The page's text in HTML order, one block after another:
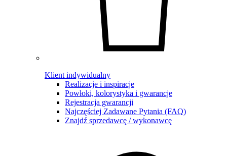
Klient indywidualny
Realizacje i inspiracje
Powłoki, kolorystyka i gwarancje
Rejestracja gwarancji
Najczęściej Zadawane Pytania (FAQ)
Znajdź sprzedawcę / wykonawcę